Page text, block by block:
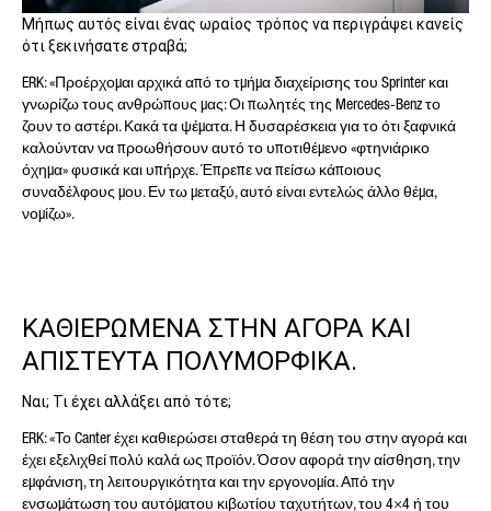
Μήπως αυτός είναι ένας ωραίος τρόπος να περιγράψει κανείς
ότι ξεκινήσατε στραβά;
ERK: «Προέρχομαι αρχικά από το τμήμα διαχείρισης του Sprinter και
γνωρίζω τους ανθρώπους μας: Οι πωλητές της Mercedes-Benz το
ζουν το αστέρι. Κακά τα ψέματα. Η δυσαρέσκεια για το ότι ξαφνικά
καλούνταν να προωθήσουν αυτό το υποτιθέμενο «φτηνιάρικο
όχημα» φυσικά και υπήρχε. Έπρεπε να πείσω κάποιους
συναδέλφους μου. Εν τω μεταξύ, αυτό είναι εντελώς άλλο θέμα,
νομίζω».
ΚΑΘΙΕΡΩΜΕΝΑ ΣΤΗΝ ΑΓΟΡΑ ΚΑΙ
ΑΠΙΣΤΕΥΤΑ ΠΟΛΥΜΟΡΦΙΚΑ.
Ναι; Τι έχει αλλάξει από τότε;
ERK: «Το Canter έχει καθιερώσει σταθερά τη θέση του στην αγορά και
έχει εξελιχθεί πολύ καλά ως προϊόν. Όσον αφορά την αίσθηση, την
εμφάνιση, τη λειτουργικότητα και την εργονομία. Από την
ενσωμάτωση του αυτόματου κιβωτίου ταχυτήτων, του 4×4 ή του